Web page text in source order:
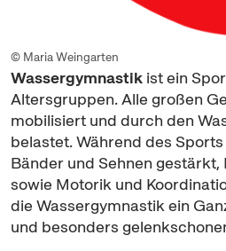
© Maria Weingarten
Wassergymnastik ist ein
Altersgruppen. Alle großen
mobilisiert und durch den
belastet. Während des
Bänder und Sehnen
sowie Motorik und
die Wassergymnastik ein
und besonders